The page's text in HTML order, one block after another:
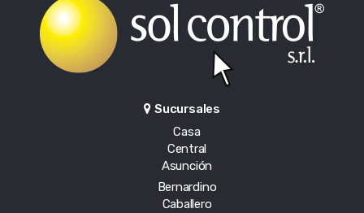
Sucursales
Casa
Central
Asunción
Bernardino
Caballero